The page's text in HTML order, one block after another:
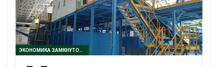
ЭКОНОМИКА ЗАМКНУТОГО ЦИКЛА